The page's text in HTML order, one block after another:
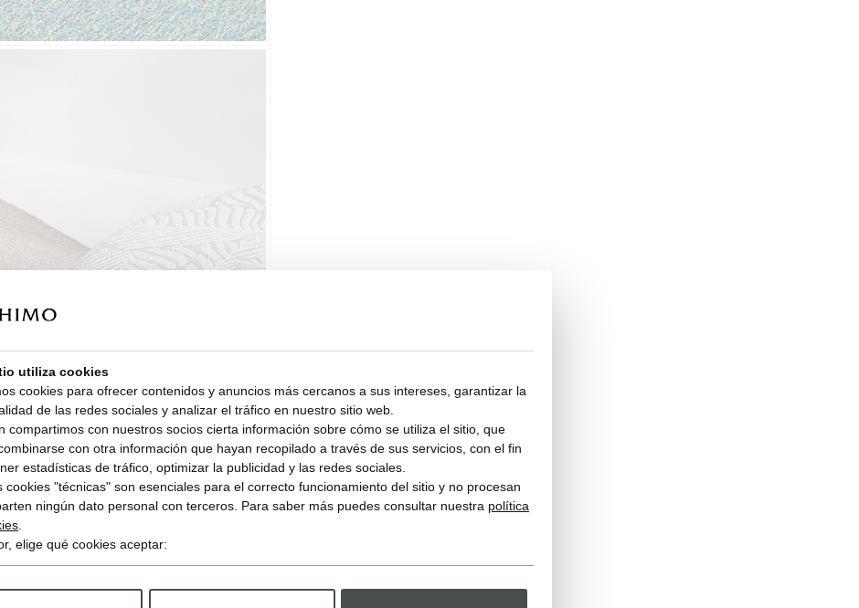
utiliza cookies
cookies para ofrecer contenidos y anuncios más cercanos a sus intereses, garantizar la
de las redes sociales y analizar el tráfico en nuestro sitio web.
compartimos con nuestros socios cierta información sobre cómo se utiliza el sitio, que
con otra información que hayan recopilado a través de sus servicios, con el fin
estadísticas de tráfico, optimizar la publicidad y las redes sociales.
cookies "técnicas" son esenciales para el correcto funcionamiento del sitio y no procesan
ningún dato personal con terceros. Para saber más puedes consultar nuestra política
.
elige qué cookies aceptar: